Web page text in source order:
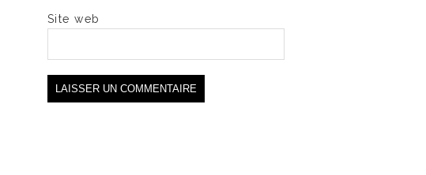
Site web